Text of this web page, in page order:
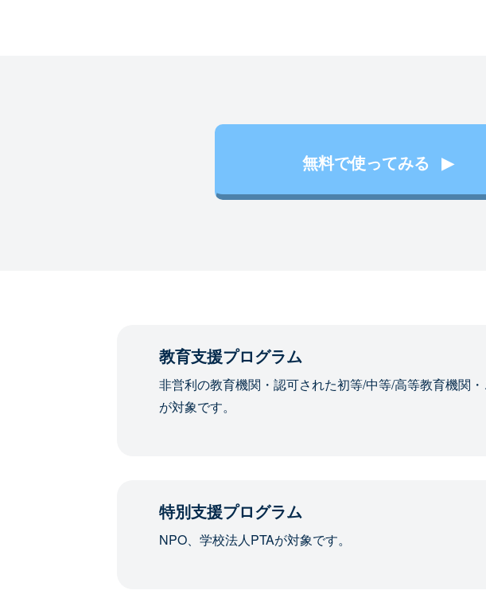
無料で使ってみる
教育支援プログラム
非営利の教育機関・認可された初等/中等/高等教育機関
が対象です。
特別支援プログラム
NPO、学校法人PTAが対象です。